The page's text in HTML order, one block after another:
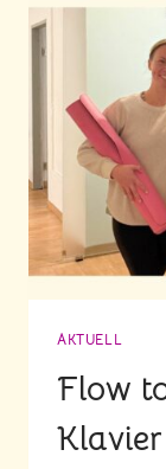
AKTUELL
Flow